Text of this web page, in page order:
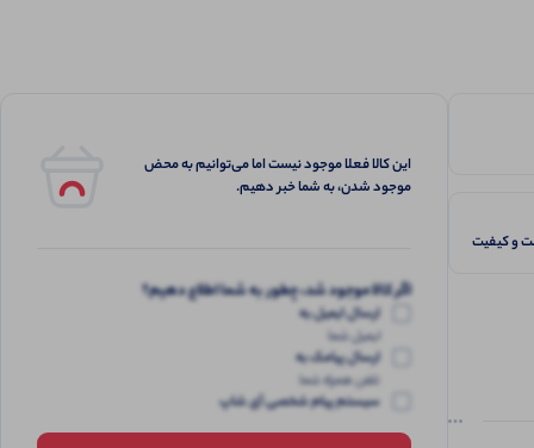
و کیفیت
این کالا فعلا موجود نیست اما می‌توانیم به محض
موجود شدن، به شما خبر دهیم.
اگر کالا موجود شد، چطور به شما اطلاع دهیم؟
ارسال ایمیل به
ایمیل شما
ارسال پیامک به
تلفن همراه شما
سیستم پیام شخصی آی شاپ